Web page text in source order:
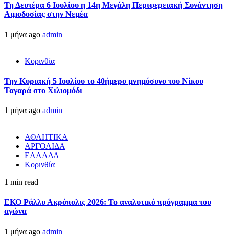
Τη Δευτέρα 6 Ιουλίου η 14η Μεγάλη Περιφερειακή Συνάντηση
Αιμοδοσίας στην Νεμέα
1 μήνα ago admin
Κορινθία
Την Κυριακή 5 Ιουλίου το 40ήμερο μνημόσυνο του Νίκου
Ταγαρά στο Χιλιομόδι
1 μήνα ago admin
ΑΘΛΗΤΙΚΑ
ΑΡΓΟΛΙΔΑ
ΕΛΛΑΔΑ
Κορινθία
1 min read
ΕΚΟ Ράλλυ Ακρόπολις 2026: Το αναλυτικό πρόγραμμα του
αγώνα
1 μήνα ago admin